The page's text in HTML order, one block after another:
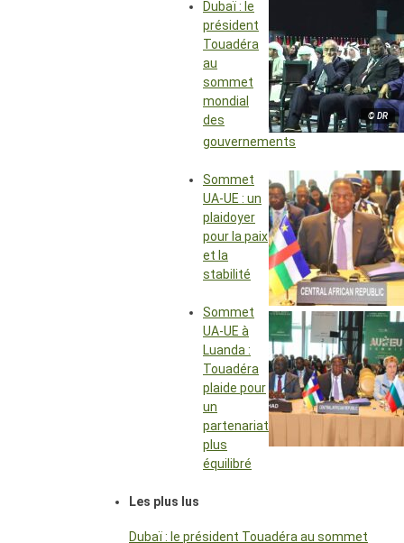
© DR
Dubaï : le
président
Touadéra
au
sommet
mondial
des
gouvernements
Sommet
UA-UE : un
plaidoyer
pour la paix
et la
stabilité
Sommet
UA-UE à
Luanda :
Touadéra
plaide pour
un
partenariat
plus
équilibré
Les plus lus
Dubaï : le président Touadéra au sommet